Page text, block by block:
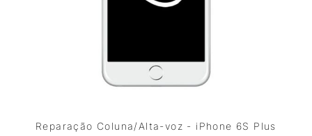
Reparação Coluna/Alta-voz - iPhone 6S Plus